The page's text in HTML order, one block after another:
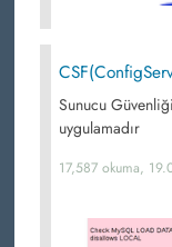
Sunucu
uygulamadır
17,587 okuma,